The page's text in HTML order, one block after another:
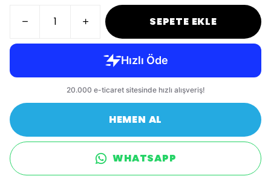
SEPETE EKLE
HEMEN AL
WHATSAPP